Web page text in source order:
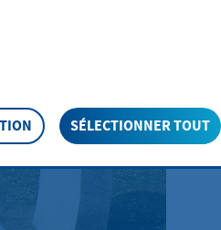
SÉLECTIONNER TOUT